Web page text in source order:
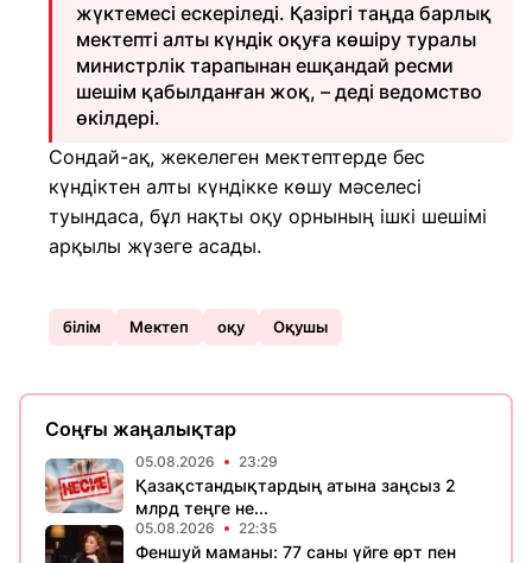
жүктемесі ескеріледі. Қазіргі таңда барлық
мектепті алты күндік оқуға көшіру туралы
министрлік тарапынан ешқандай ресми
шешім қабылданған жоқ, – деді ведомство
өкілдері.
Сондай-ақ, жекелеген мектептерде бес
күндіктен алты күндікке көшу мәселесі
туындаса, бұл нақты оқу орнының ішкі шешімі
арқылы жүзеге асады.
білім Мектеп оқу Оқушы
Соңғы жаңалықтар
05.08.2026 23:29
Қазақстандықтардың атына заңсыз 2
млрд теңге не...
05.08.2026 22:35
Феншуй маманы: 77 саны үйге өрт пен